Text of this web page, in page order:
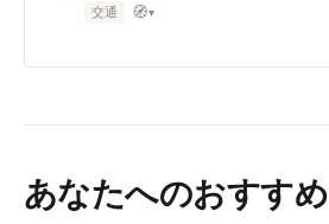
交通 🧭▾
あなたへのおすすめ